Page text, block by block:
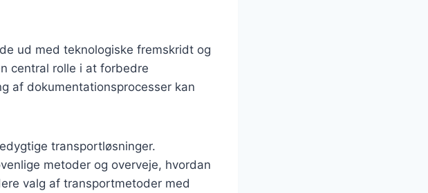
ud med teknologiske fremskridt og
central rolle i at forbedre
af dokumentationsprocesser kan
transportløsninger.
metoder og overveje, hvordan
valg af transportmetoder med